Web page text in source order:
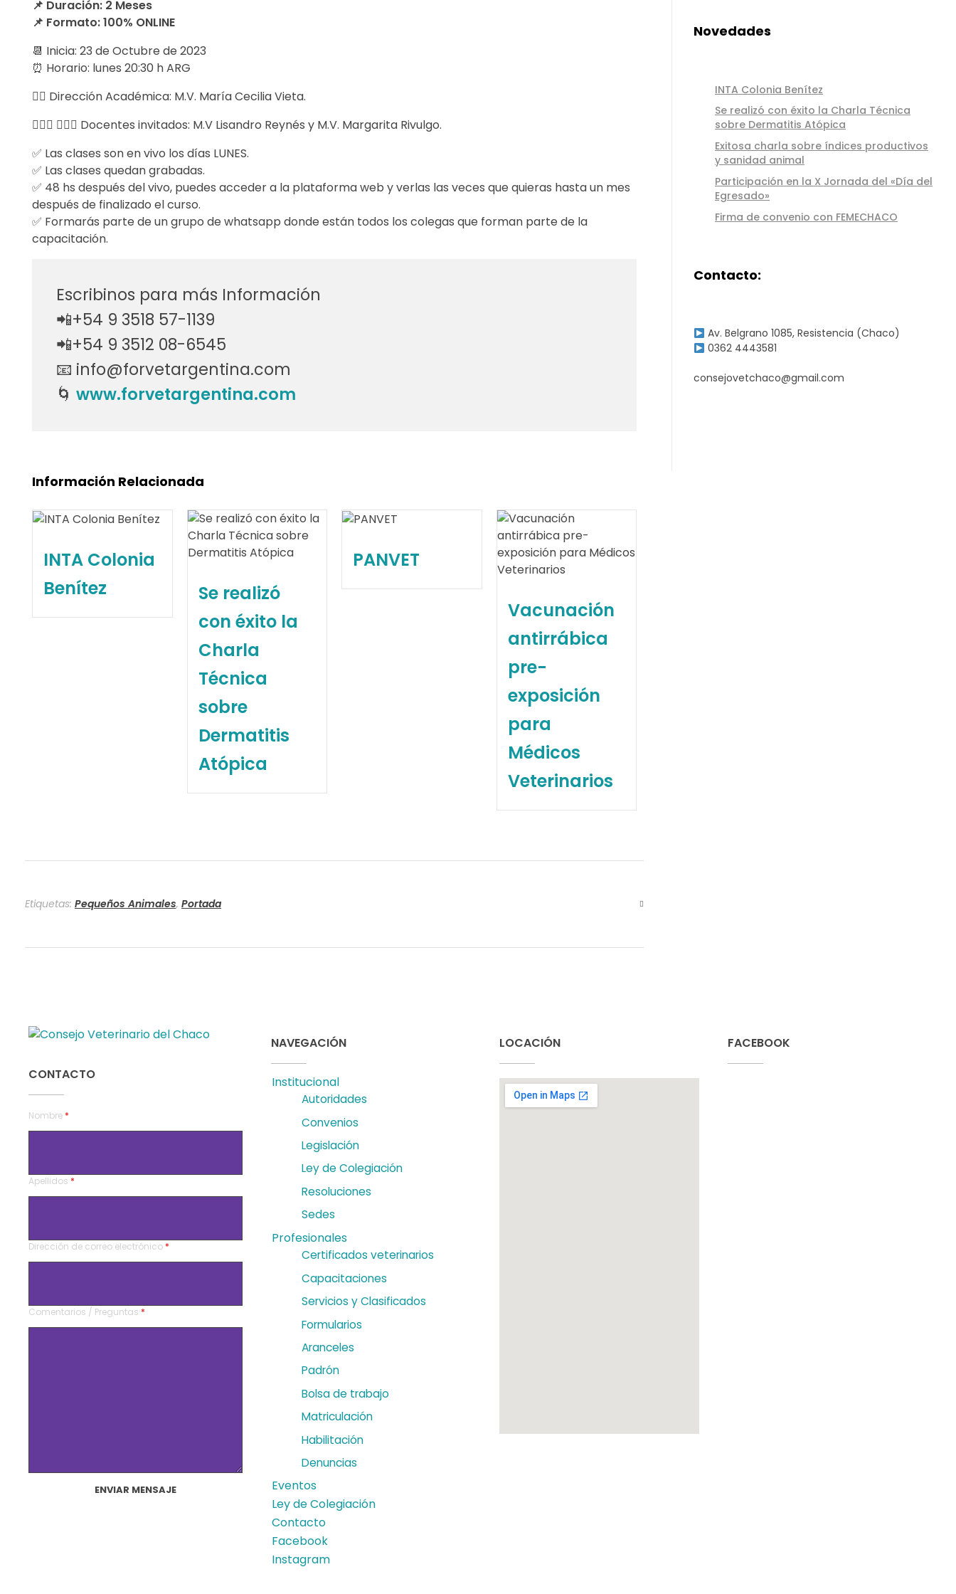
s
o
e
r
a
p
a
s
o
i
–
📌 Duración: 2 Meses
📌 Formato: 100% ONLINE
📆 Inicia: 23 de Octubre de 2023
⏰ Horario: lunes 20:30 h ARG
🧑‍⚕️ Dirección Académica: M.V. María Cecilia Vieta.
👩🏻‍⚕️ 👨🏻‍⚕️ Docentes invitados: M.V Lisandro Reynés y M.V. Margarita Rivulgo.
✅ Las clases son en vivo los días LUNES.
✅ Las clases quedan grabadas.
✅ 48 hs después del vivo, puedes acceder a la plataforma web y verlas las veces que quieras hasta un mes
después de finalizado el curso.
✅ Formarás parte de un grupo de whatsapp donde están todos los colegas que forman parte de la
capacitación.
Escribinos para más Información
📲+54 9 3518 57-1139
📲+54 9 3512 08-6545
📧 info@forvetargentina.com
🌀 www.forvetargentina.com
Información Relacionada
INTA Colonia
Benítez
Se realizó
con éxito la
Charla
Técnica
sobre
Dermatitis
Atópica
PANVET
Vacunación
antirrábica
pre-
exposición
para
Médicos
Veterinarios
Etiquetas: Pequeños Animales, Portada
Novedades
INTA Colonia Benítez
Se realizó con éxito la Charla Técnica
sobre Dermatitis Atópica
Exitosa charla sobre índices productivos
y sanidad animal
Participación en la X Jornada del «Día del
Egresado»
Firma de convenio con FEMECHACO
Contacto:
Av. Belgrano 1085, Resistencia (Chaco)
0362 4443581
consejovetchaco@gmail.com
CONTACTO
Nombre *
Apellidos *
Dirección de correo electrónico *
Comentarios / Preguntas *
NAVEGACIÓN
Institucional
Autoridades
Convenios
Legislación
Ley de Colegiación
Resoluciones
Sedes
Profesionales
Certificados veterinarios
Capacitaciones
Servicios y Clasificados
Formularios
Aranceles
Padrón
Bolsa de trabajo
Matriculación
Habilitación
Denuncias
Eventos
Ley de Colegiación
Contacto
Facebook
Instagram
LOCACIÓN FACEBOOK